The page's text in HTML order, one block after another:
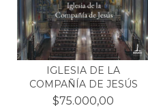
IGLESIA DE LA
COMPAÑÍA DE JESÚS
$75.000,00